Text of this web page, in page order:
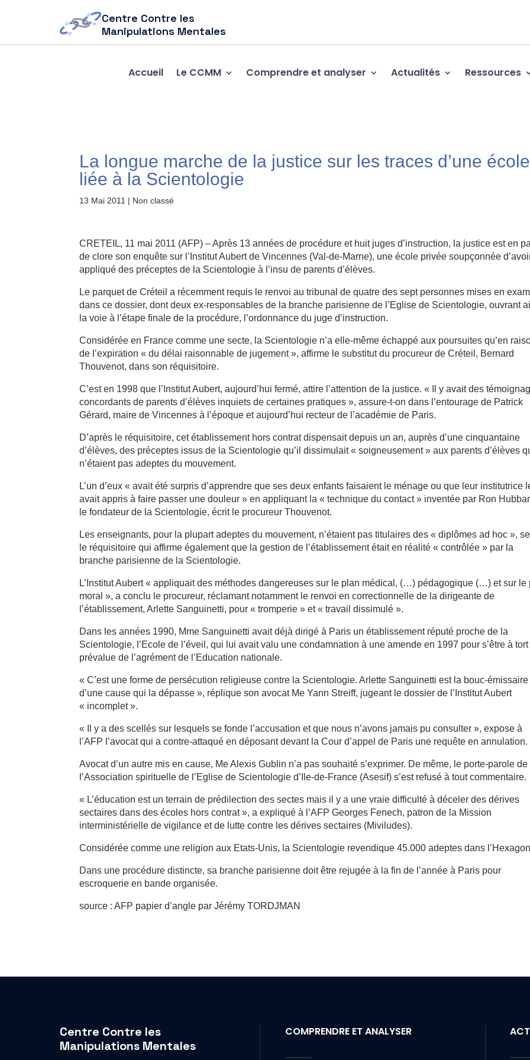
Centre Contre les
Manipulations Mentales
Accueil Le CCMM Comprendre et analyser Actualités Ressources
La longue marche de la justice sur les traces d’une école
liée à la Scientologie
13 Mai 2011 | Non classé
CRETEIL, 11 mai 2011 (AFP) – Après 13 années de procédure et huit juges d’instruction, la justice est en
de clore son enquête sur l’Institut Aubert de Vincennes (Val-de-Marne), une école privée soupçonnée
appliqué des préceptes de la Scientologie à l’insu de parents d’élèves.
Le parquet de Créteil a récemment requis le renvoi au tribunal de quatre des sept personnes mises en
dans ce dossier, dont deux ex-responsables de la branche parisienne de l’Eglise de Scientologie, ouvrant
la voie à l’étape finale de la procédure, l’ordonnance du juge d’instruction.
Considérée en France comme une secte, la Scientologie n’a elle-même échappé aux poursuites qu’en
de l’expiration « du délai raisonnable de jugement », affirme le substitut du procureur de Créteil, Bernard
Thouvenot, dans son réquisitoire.
C’est en 1998 que l’Institut Aubert, aujourd’hui fermé, attire l’attention de la justice. « Il y avait des
concordants de parents d’élèves inquiets de certaines pratiques », assure-t-on dans l’entourage de Patrick
Gérard, maire de Vincennes à l’époque et aujourd’hui recteur de l’académie de Paris.
D’après le réquisitoire, cet établissement hors contrat dispensait depuis un an, auprès d’une cinquantaine
d’élèves, des préceptes issus de la Scientologie qu’il dissimulait « soigneusement » aux parents d’élèves
n’étaient pas adeptes du mouvement.
L’un d’eux « avait été surpris d’apprendre que ses deux enfants faisaient le ménage ou que leur institutrice
avait appris à faire passer une douleur » en appliquant la « technique du contact » inventée par Ron
le fondateur de la Scientologie, écrit le procureur Thouvenot.
Les enseignants, pour la plupart adeptes du mouvement, n’étaient pas titulaires des « diplômes ad hoc »,
le réquisitoire qui affirme également que la gestion de l’établissement était en réalité « contrôlée » par la
branche parisienne de la Scientologie.
L’Institut Aubert « appliquait des méthodes dangereuses sur le plan médical, (…) pédagogique (…) et sur le
moral », a conclu le procureur, réclamant notamment le renvoi en correctionnelle de la dirigeante de
l’établissement, Arlette Sanguinetti, pour « tromperie » et « travail dissimulé ».
Dans les années 1990, Mme Sanguinetti avait déjà dirigé à Paris un établissement réputé proche de la
Scientologie, l’Ecole de l’éveil, qui lui avait valu une condamnation à une amende en 1997 pour s’être à tort
prévalue de l’agrément de l’Education nationale.
« C’est une forme de persécution religieuse contre la Scientologie. Arlette Sanguinetti est la bouc-émissaire
d’une cause qui la dépasse », réplique son avocat Me Yann Streiff, jugeant le dossier de l’Institut Aubert
« incomplet ».
« Il y a des scellés sur lesquels se fonde l’accusation et que nous n’avons jamais pu consulter », expose à
l’AFP l’avocat qui a contre-attaqué en déposant devant la Cour d’appel de Paris une requête en annulation.
Avocat d’un autre mis en cause, Me Alexis Gublin n’a pas souhaité s’exprimer. De même, le porte-parole de
l’Association spirituelle de l’Eglise de Scientologie d’Ile-de-France (Asesif) s’est refusé à tout commentaire.
« L’éducation est un terrain de prédilection des sectes mais il y a une vraie difficulté à déceler des dérives
sectaires dans des écoles hors contrat », a expliqué à l’AFP Georges Fenech, patron de la Mission
interministérielle de vigilance et de lutte contre les dérives sectaires (Miviludes).
Considérée comme une religion aux Etats-Unis, la Scientologie revendique 45.000 adeptes dans
Dans une procédure distincte, sa branche parisienne doit être rejugée à la fin de l’année à Paris pour
escroquerie en bande organisée.
source : AFP papier d’angle par Jérémy TORDJMAN
Centre Contre les
Manipulations Mentales
COMPRENDRE ET ANALYSER